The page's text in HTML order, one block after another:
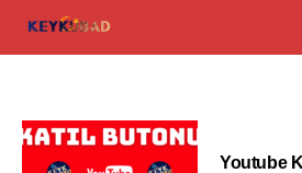
Youtube